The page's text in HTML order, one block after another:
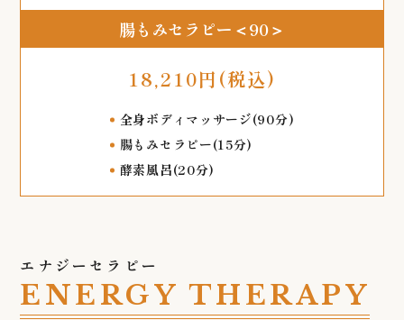
腸もみセラピー＜90＞
18,210円(税込)
全身ボディマッサージ(90分)
腸もみセラピー(15分)
酵素風呂(20分)
エナジーセラピー
ENERGY THERAPY